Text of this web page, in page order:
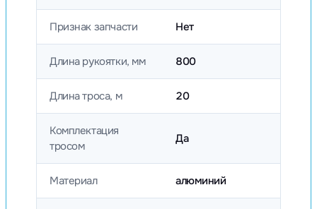
Признак запчасти Нет
Длина рукоятки, мм 800
Длина троса, м 20
Комплектация
тросом
Да
Материал алюминий